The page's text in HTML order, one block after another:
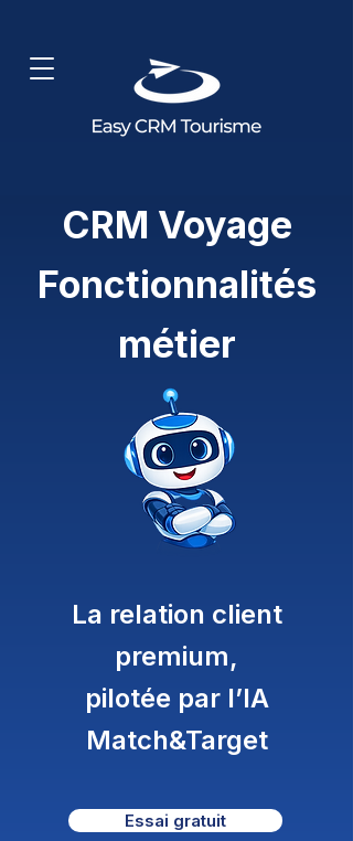
CRM Voyage
Fonctionnalités
métier
La relation client
premium,
pilotée par l’IA
Match&Target
Essai gratuit